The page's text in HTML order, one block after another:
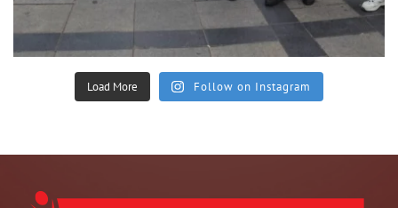
Load More Follow on Instagram